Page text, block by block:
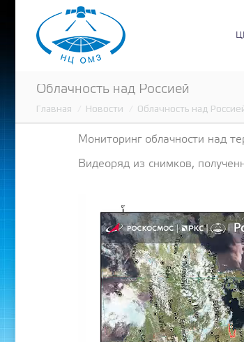
Облачность над Россией
Вы здесь:
Главная Новости Облачность над
Мониторинг облачности над
Видеоряд из снимков,